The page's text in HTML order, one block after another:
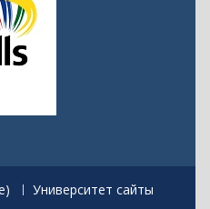
Л.Н.Гумилев атындағы